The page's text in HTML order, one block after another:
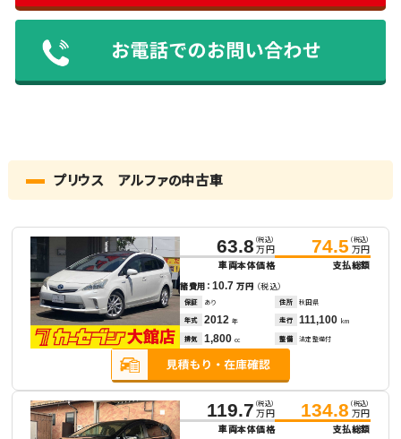
プリウス アルファの中古車
63.8 （税込）
万円
車両本体価格
74.5 （税込）
万円
支払総額
諸費用：10.7万円 （税込）
保証 あり 住所 秋田県
年式 2012 年 走行 111,100 km
排気 1,800 cc 整備 法定整備付
119.7 （税込）
万円
車両本体価格
134.8 （税込）
万円
支払総額